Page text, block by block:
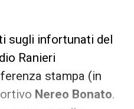
sugli infortunati del
Ranieri
stampa (in
Nereo Bonato.